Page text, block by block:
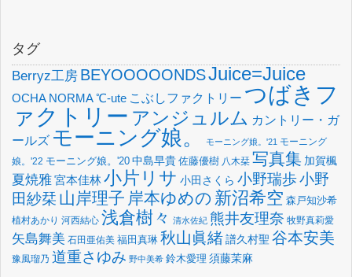
タグ
Berryz工房 BEYOOOOONDSJuice=Juice
OCHA NORMA℃-ute こぶしファクトリー つばきフ
ァクトリー アンジュルム カントリー・ガ
ールズ モーニング娘。 モーニング娘。'21 モーニング
娘。'22 モーニング娘。'20 中島早貴 佐藤優樹 八木栞 写真集 加賀楓
夏焼雅宮本佳林小片リサ 小田さくら 小野瑞歩小野
田紗栞 山岸理子 岸本ゆめの 新沼希空 森戸知沙希
植村あかり 河西結心 浅倉樹々 清水佐紀 熊井友理奈 牧野真莉愛
矢島舞美 石田亜佑美 福田真琳 秋山眞緒譜久村聖 谷本安美
豫風瑠乃 道重さゆみ 野中美希 鈴木愛理 須藤茉麻